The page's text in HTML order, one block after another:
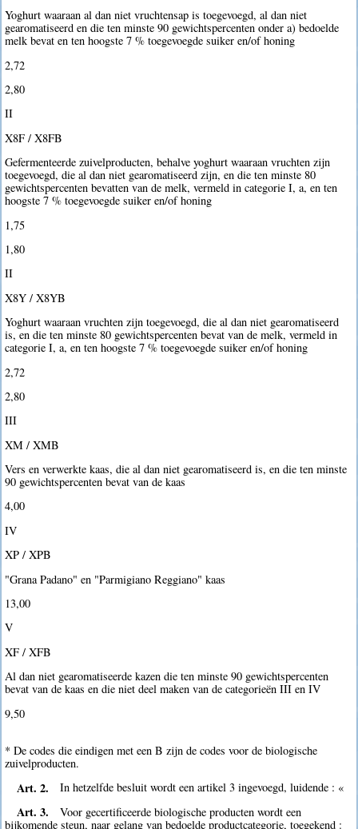
Yoghurt waaraan al dan niet vruchtensap is toegevoegd, al dan niet
gearomatiseerd en die ten minste 90 gewichtspercenten onder a) bedoelde
melk bevat en ten hoogste 7 % toegevoegde suiker en/of honing
2,72 
2,80 
II
X8F / X8FB
Gefermenteerde zuivelproducten, behalve yoghurt waaraan vruchten zijn
toegevoegd, die al dan niet gearomatiseerd zijn, en die ten minste 80
gewichtspercenten bevatten van de melk, vermeld in categorie I, a, en ten
hoogste 7 % toegevoegde suiker en/of honing
1,75 
1,80 
II
X8Y / X8YB
Yoghurt waaraan vruchten zijn toegevoegd, die al dan niet gearomatiseerd
is, en die ten minste 80 gewichtspercenten bevat van de melk, vermeld in
categorie I, a, en ten hoogste 7 % toegevoegde suiker en/of honing
2,72 
2,80 
III
XM / XMB
Vers en verwerkte kaas, die al dan niet gearomatiseerd is, en die ten minste
90 gewichtspercenten bevat van de kaas
4,00 
IV
XP / XPB
"Grana Padano" en "Parmigiano Reggiano" kaas
13,00 
V
XF / XFB
Al dan niet gearomatiseerde kazen die ten minste 90 gewichtspercenten
bevat van de kaas en die niet deel maken van de categorieën III en IV
9,50 
* De codes die eindigen met een B zijn de codes voor de biologische
zuivelproducten.
Art. 2. In hetzelfde besluit wordt een artikel 3 ingevoegd, luidende : «
Art. 3.
Voor gecertificeerde biologische producten wordt een
bijkomende steun, naar gelang van bedoelde productcategorie, toegekend :